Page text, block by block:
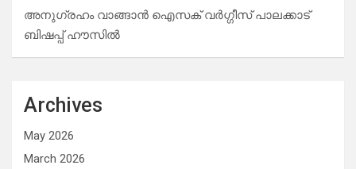
അനുഗ്രഹം വാങ്ങാൻ ഐസക് വര്‍ഗ്ഗീസ് പാലക്കാട്
ബിഷപ്പ് ഹൗസില്‍
Archives
May 2026
March 2026